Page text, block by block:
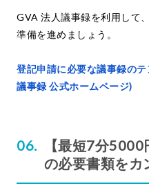
GVA 法人議事録を利用して
準備を進めましょう。
登記申請に必要な議事録の
議事録 公式ホームページ)
【最短7分
の必要書類をカ